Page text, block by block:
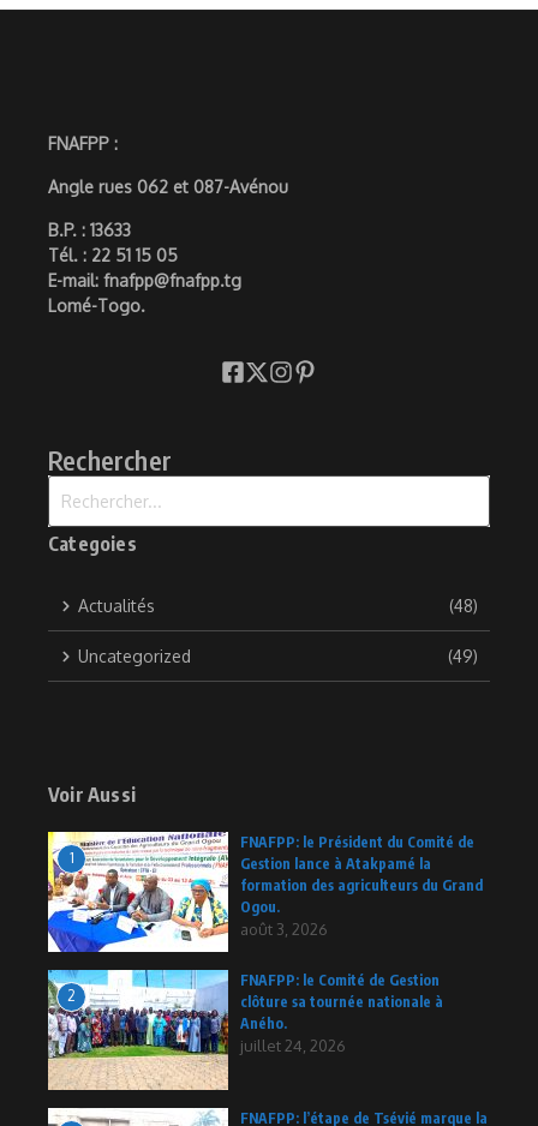
FNAFPP :
Angle rues 062 et 087-Avénou
B.P. : 13633
Tél. : 22 51 15 05
E-mail: fnafpp@fnafpp.tg
Lomé-Togo.
Rechercher
Categoies
Actualités (48)
Uncategorized (49)
Voir Aussi
1
FNAFPP: le Président du Comité de
Gestion lance à Atakpamé la
formation des agriculteurs du Grand
Ogou.
août 3, 2026
2
FNAFPP: le Comité de Gestion
clôture sa tournée nationale à
Aného.
juillet 24, 2026
FNAFPP: l’étape de Tsévié marque la